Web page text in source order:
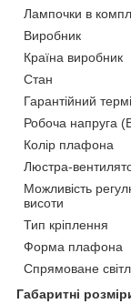
Лампочки в
Виробник
Країна виробник
Стан
Гарантійний
Робоча напруга
Колір плафона
Люстра-
Можливість
висоти
Тип кріплення
Форма плафона
Спрямоване
Габаритні